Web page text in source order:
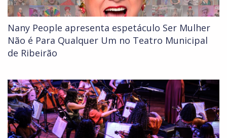
Nany People apresenta espetáculo Ser Mulher
Não é Para Qualquer Um no Teatro Municipal
de Ribeirão